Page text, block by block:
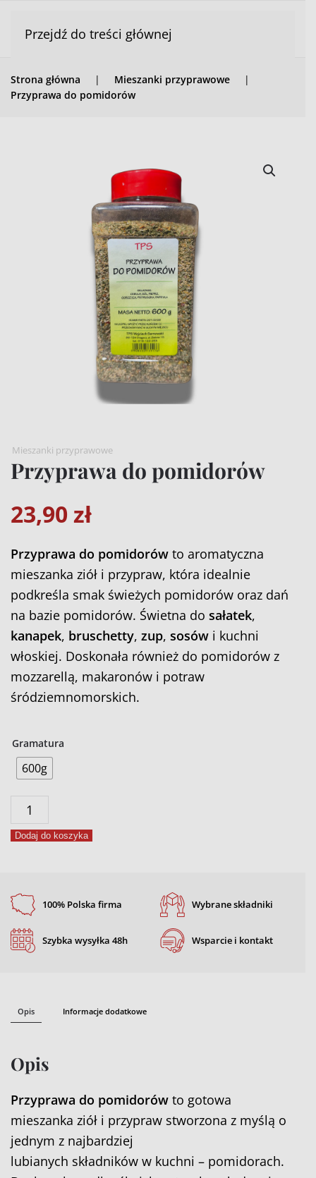
Przejdź do treści głównej
Strona główna
Mieszanki przyprawowe
Przyprawa do pomidorów
Mieszanki przyprawowe
Przyprawa do pomidorów
23,90 zł
Przyprawa do pomidorów to aromatyczna
mieszanka ziół i przypraw, która idealnie
podkreśla smak świeżych pomidorów oraz dań
na bazie pomidorów. Świetna do sałatek,
kanapek, bruschetty, zup, sosów i kuchni
włoskiej. Doskonała również do pomidorów z
mozzarellą, makaronów i potraw
śródziemnomorskich.
Gramatura
600g
ilość
Przyprawa
do
Dodaj do koszyka
100% Polska firma
Szybka wysyłka 48h
Wybrane składniki
Wsparcie i kontakt
Opis Informacje dodatkowe
Opis
Przyprawa do pomidorów to gotowa
mieszanka ziół i przypraw stworzona z myślą o
jednym z najbardziej
lubianych składników w kuchni – pomidorach.